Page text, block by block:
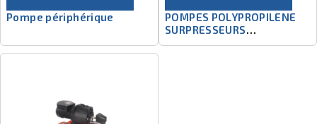
Pompe périphérique
POMPES POLYPROPILENE
SURPRESSEURS
AUTOMATIQUES